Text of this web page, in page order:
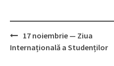
Post
17 noiembrie — Ziua
Internațională a Studenților